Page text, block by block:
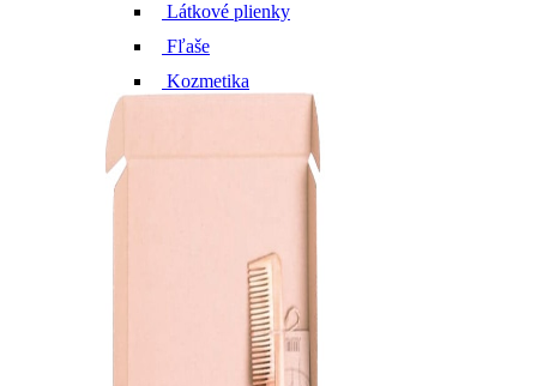
Látkové plienky
Fľaše
Kozmetika